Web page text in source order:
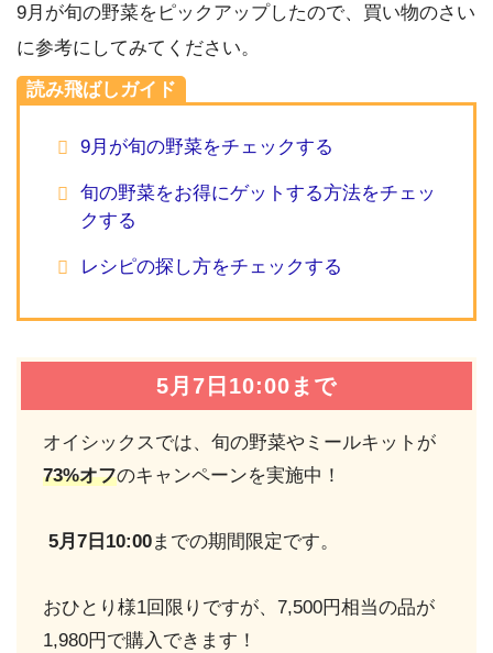
9月が旬の野菜をピックアップしたので、買い物のさい
に参考にしてみてください。
読み飛ばしガイド
9月が旬の野菜をチェックする
旬の野菜をお得にゲットする方法をチェッ
クする
レシピの探し方をチェックする
5月7日10:00まで
オイシックスでは、旬の野菜やミールキットが
73%オフのキャンペーンを実施中！
5月7日10:00までの期間限定です。
おひとり様1回限りですが、7,500円相当の品が
1,980円で購入できます！